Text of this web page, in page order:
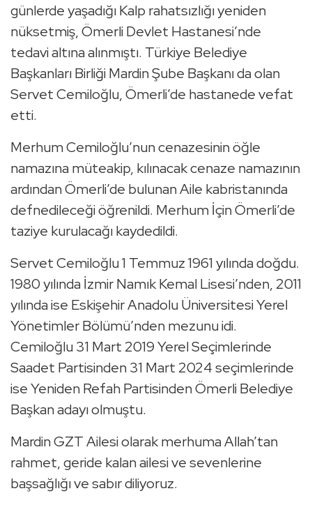
günlerde yaşadığı Kalp rahatsızlığı yeniden
nüksetmiş, Ömerli Devlet Hastanesi’nde
tedavi altına alınmıştı. Türkiye Belediye
Başkanları Birliği Mardin Şube Başkanı da olan
Servet Cemiloğlu, Ömerli’de hastanede vefat
etti.
Merhum Cemiloğlu’nun cenazesinin öğle
namazına müteakip, kılınacak cenaze namazının
ardından Ömerli’de bulunan Aile kabristanında
defnedileceği öğrenildi. Merhum İçin Ömerli’de
taziye kurulacağı kaydedildi.
Servet Cemiloğlu 1 Temmuz 1961 yılında doğdu.
1980 yılında İzmir Namık Kemal Lisesi’nden, 2011
yılında ise Eskişehir Anadolu Üniversitesi Yerel
Yönetimler Bölümü’nden mezunu idi.
Cemiloğlu 31 Mart 2019 Yerel Seçimlerinde
Saadet Partisinden 31 Mart 2024 seçimlerinde
ise Yeniden Refah Partisinden Ömerli Belediye
Başkan adayı olmuştu.
Mardin GZT Ailesi olarak merhuma Allah’tan
rahmet, geride kalan ailesi ve sevenlerine
başsağlığı ve sabır diliyoruz.